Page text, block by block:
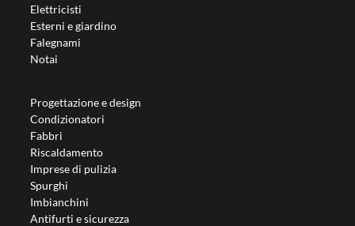
Elettricisti
Esterni e giardino
Falegnami
Notai
Progettazione e design
Condizionatori
Fabbri
Riscaldamento
Imprese di pulizia
Spurghi
Imbianchini
Antifurti e sicurezza